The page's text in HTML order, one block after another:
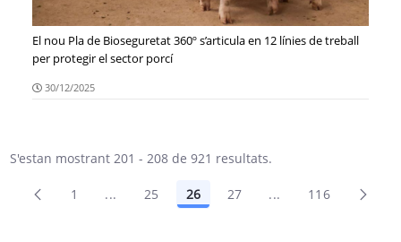
El nou Pla de Bioseguretat 360º s’articula en 12 línies de treball
per protegir el sector porcí
30/12/2025
S'estan mostrant 201 - 208 de 921 resultats.
1 ...Pàgines intermèdies Utilitzeu TAB per
25 26 27 ...Pàgines
116